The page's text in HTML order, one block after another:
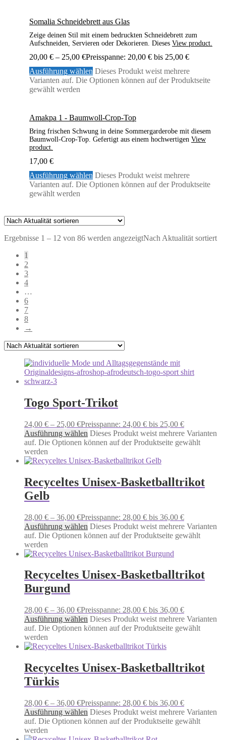
Somalia Schneidebrett aus Glas
Zeige deinen Stil mit einem bedruckten Schneidebrett zum
Aufschneiden, Servieren oder Dekorieren. Dieses View product.
20,00 € – 25,00 €Preisspanne: 20,00 € bis 25,00 €
Ausführung wählen Dieses Produkt weist mehrere
Varianten auf. Die Optionen können auf der Produktseite
gewählt werden
Amakpa 1 - Baumwoll-Crop-Top
Bring frischen Schwung in deine Sommergarderobe mit diesem
Baumwoll-Crop-Top. Gefertigt aus einem hochwertigen View
product.
17,00 €
Ausführung wählen Dieses Produkt weist mehrere
Varianten auf. Die Optionen können auf der Produktseite
gewählt werden
Ergebnisse 1 – 12 von 86 werden angezeigtNach Aktualität sortiert
1
2
3
4
…
6
7
8
→
Togo Sport-Trikot
24,00 € – 25,00 €Preisspanne: 24,00 € bis 25,00 €
Ausführung wählen Dieses Produkt weist mehrere Varianten
auf. Die Optionen können auf der Produktseite gewählt
werden
Recyceltes Unisex-Basketballtrikot
Gelb
28,00 € – 36,00 €Preisspanne: 28,00 € bis 36,00 €
Ausführung wählen Dieses Produkt weist mehrere Varianten
auf. Die Optionen können auf der Produktseite gewählt
werden
Recyceltes Unisex-Basketballtrikot
Burgund
28,00 € – 36,00 €Preisspanne: 28,00 € bis 36,00 €
Ausführung wählen Dieses Produkt weist mehrere Varianten
auf. Die Optionen können auf der Produktseite gewählt
werden
Recyceltes Unisex-Basketballtrikot
Türkis
28,00 € – 36,00 €Preisspanne: 28,00 € bis 36,00 €
Ausführung wählen Dieses Produkt weist mehrere Varianten
auf. Die Optionen können auf der Produktseite gewählt
werden